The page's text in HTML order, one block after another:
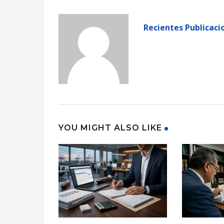
Recientes
YOU MIGHT ALSO LIKE